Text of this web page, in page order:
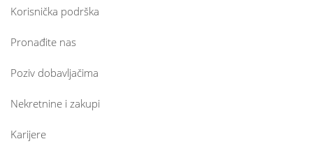
Korisnička podrška
Pronađite nas
Poziv dobavljačima
Nekretnine i zakupi
Karijere